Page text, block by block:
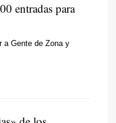
entradas para
a Gente de Zona y